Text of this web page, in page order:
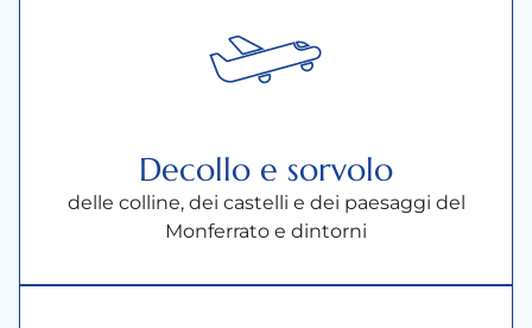
Decollo e sorvolo
delle colline, dei castelli e dei paesaggi del
Monferrato e dintorni